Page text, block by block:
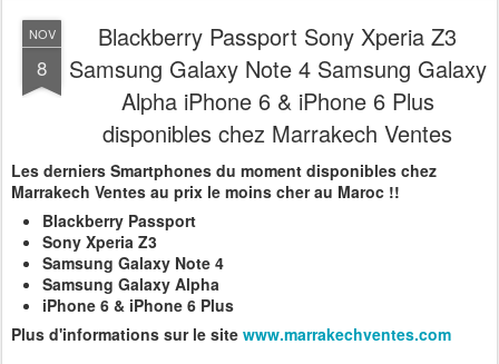
NOV
8
Blackberry Passport Sony Xperia Z3
Samsung Galaxy Note 4 Samsung Galaxy
Alpha iPhone 6 & iPhone 6 Plus
disponibles chez Marrakech Ventes
Les derniers Smartphones du moment disponibles chez
Marrakech Ventes au prix le moins cher au Maroc !!
Blackberry Passport
Sony Xperia Z3
Samsung Galaxy Note 4
Samsung Galaxy Alpha
iPhone 6 & iPhone 6 Plus
Plus d'informations sur le site www.marrakechventes.com